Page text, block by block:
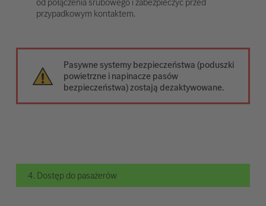
przypadkowym kontaktem.
Pasywne systemy bezpieczeństwa (poduszki
powietrzne i napinacze pasów
bezpieczeństwa) zostają dezaktywowane.
4. Dostęp do pasażerów